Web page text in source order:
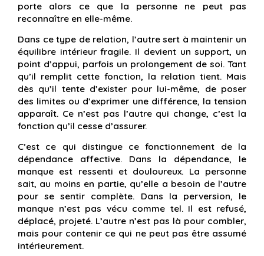
porte alors ce que la personne ne peut pas
reconnaître en elle-même.
Dans ce type de relation, l’autre sert à maintenir un
équilibre intérieur fragile. Il devient un support, un
point d’appui, parfois un prolongement de soi. Tant
qu’il remplit cette fonction, la relation tient. Mais
dès qu’il tente d’exister pour lui-même, de poser
des limites ou d’exprimer une différence, la tension
apparaît. Ce n’est pas l’autre qui change, c’est la
fonction qu’il cesse d’assurer.
C’est ce qui distingue ce fonctionnement de la
dépendance affective. Dans la dépendance, le
manque est ressenti et douloureux. La personne
sait, au moins en partie, qu’elle a besoin de l’autre
pour se sentir complète. Dans la perversion, le
manque n’est pas vécu comme tel. Il est refusé,
déplacé, projeté. L’autre n’est pas là pour combler,
mais pour contenir ce qui ne peut pas être assumé
intérieurement.